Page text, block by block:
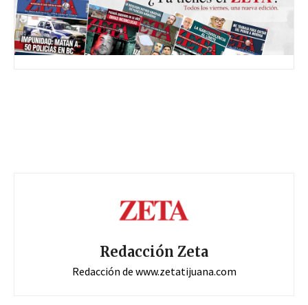
Redacción Zeta
Redacción de www.zetatijuana.com